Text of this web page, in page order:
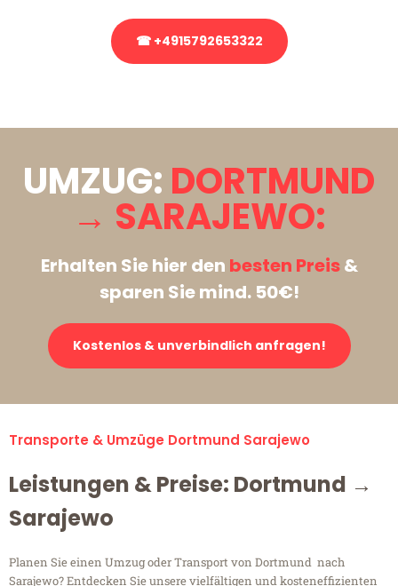
☎ +4915792653322
UMZUG: DORTMUND
→ SARAJEWO:
Erhalten Sie hier den besten Preis&
sparen Sie mind. 50€!
Kostenlos & unverbindlich anfragen!
Transporte & Umzüge Dortmund Sarajewo
Leistungen & Preise: Dortmund →
Sarajewo
Planen Sie einen Umzug oder Transport von Dortmund nach
Sarajewo? Entdecken Sie unsere vielfältigen und kosteneffizienten